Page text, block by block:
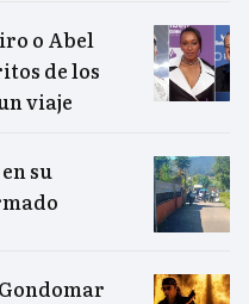
o Abel
de los
viaje
su